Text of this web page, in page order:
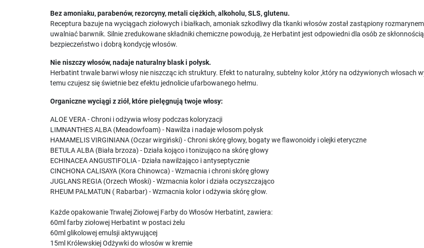
Bez amoniaku, parabenów, rezorcyny, metali ciężkich, alkoholu, SLS, glutenu.
Receptura bazuje na wyciągach ziołowych i białkach, amoniak szkodliwy dla tkanki włosów został zastąpiony
uwalniać barwnik. Silnie zredukowane składniki chemiczne powodują, że Herbatint jest odpowiedni dla osób ze
bezpieczeństwo i dobrą kondycję włosów.
Nie niszczy włosów, nadaje naturalny blask i połysk.
Herbatint trwale barwi włosy nie niszcząc ich struktury. Efekt to naturalny, subtelny kolor ,który na odżywionych włosach
temu czujesz się świetnie bez efektu jednolicie ufarbowanego hełmu.
Organiczne wyciągi z ziół, które pielęgnują twoje włosy:
ALOE VERA - Chroni i odżywia włosy podczas koloryzacji
LIMNANTHES ALBA (Meadowfoam) - Nawilża i nadaje włosom połysk
HAMAMELIS VIRGINIANA (Oczar wirgiński) - Chroni skórę głowy, bogaty we flawonoidy i olejki eteryczne
BETULA ALBA (Biała brzoza) - Działa kojąco i tonizująco na skórę głowy
ECHINACEA ANGUSTIFOLIA - Działa nawilżająco i antyseptycznie
CINCHONA CALISAYA (Kora Chinowca) - Wzmacnia i chroni skórę głowy
JUGLANS REGIA (Orzech Włoski) - Wzmacnia kolor i działa oczyszczająco
RHEUM PALMATUN ( Rabarbar) - Wzmacnia kolor i odżywia skórę głow.
Każde opakowanie Trwałej Ziołowej Farby do Włosów Herbatint, zawiera:
60ml farby ziołowej Herbatint w postaci żelu
60ml glikolowej emulsji aktywującej
15ml Królewskiej Odżywki do włosów w kremie